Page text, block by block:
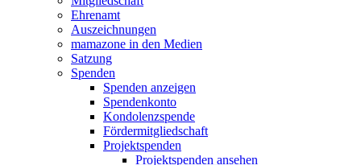
Ehrenamt
Auszeichnungen
mamazone in den Medien
Satzung
Spenden
Spenden anzeigen
Spendenkonto
Kondolenzspende
Fördermitgliedschaft
Projektspenden
Projektspenden ansehen